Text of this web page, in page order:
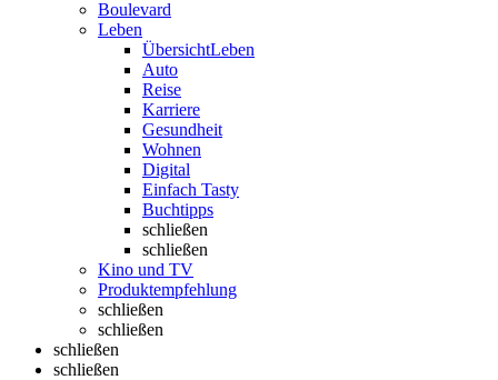
Boulevard
Leben
ÜbersichtLeben
Auto
Reise
Karriere
Gesundheit
Wohnen
Digital
Einfach Tasty
Buchtipps
schließen
schließen
Kino und TV
Produktempfehlung
schließen
schließen
schließen
schließen